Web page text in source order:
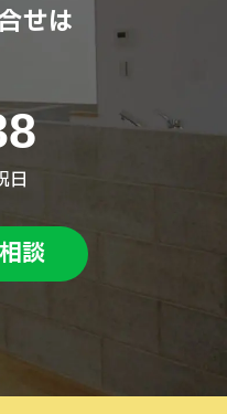
せは
日
談